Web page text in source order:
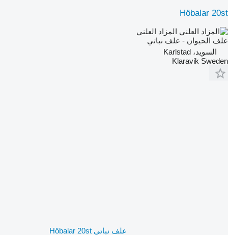
Höbalar 20st
المزاد العلني
علف الحيوان - علف نباتي
السويد، Karlstad
Klaravik Sweden
علف نباتي Höbalar 20st